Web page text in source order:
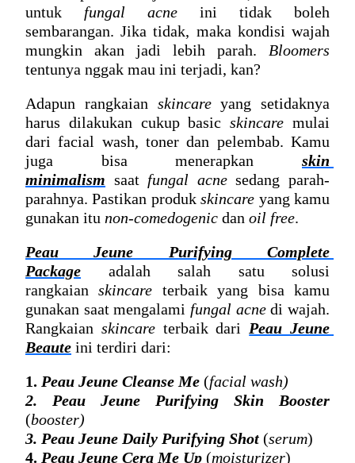
untuk fungal acne
ini tidak boleh
sembarangan. Jika tidak, maka kondisi wajah
mungkin akan jadi lebih parah. Bloomers
tentunya nggak mau ini terjadi, kan?
Adapun rangkaian skincare yang setidaknya
harus dilakukan cukup basic skincare mulai
dari facial wash, toner dan pelembab. Kamu
juga bisa menerapkan skin
minimalism saat fungal acne sedang parah-
parahnya. Pastikan produk skincare yang kamu
gunakan itu non-comedogenic dan oil free.
Peau Jeune Purifying Complete
Package adalah salah satu solusi
rangkaian skincare terbaik yang bisa kamu
gunakan saat mengalami fungal acne di wajah.
Rangkaian skincare terbaik dari Peau Jeune
Beaute ini terdiri dari:
1. Peau Jeune Cleanse Me (facial wash)
2. Peau Jeune Purifying Skin Booster
(booster)
3. Peau Jeune Daily Purifying Shot (serum)
4. Peau Jeune Cera Me Up (moisturizer)